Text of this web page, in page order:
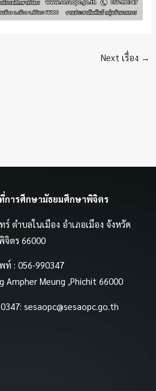
Next เรื่อง →
การศึกษามัธยมศึกษาพิจิตร
ตำบลในเมือง อำเภอเมือง จังหวัด
จิตร 66000
ท์ : 056-990347
Ampher Meung ,Phichit 66000
sesaopc@sesaopc.go.th